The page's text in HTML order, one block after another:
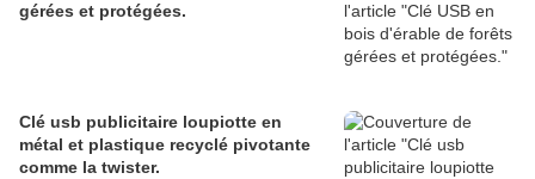
gérées et protégées.
Clé usb publicitaire loupiotte en
métal et plastique recyclé pivotante
comme la twister.